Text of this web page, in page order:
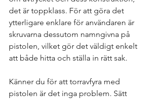
det är toppklass. För att göra det
ytterligare enklare för användaren är
skruvarna dessutom namngivna på
pistolen, vilket gör det väldigt enkelt
att både hitta och ställa in rätt sak.
Känner du för att torravfyra med
pistolen är det inga problem. Sätt